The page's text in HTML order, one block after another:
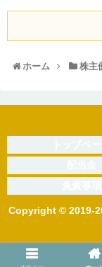
ホーム 株主
Copyright © 2019-